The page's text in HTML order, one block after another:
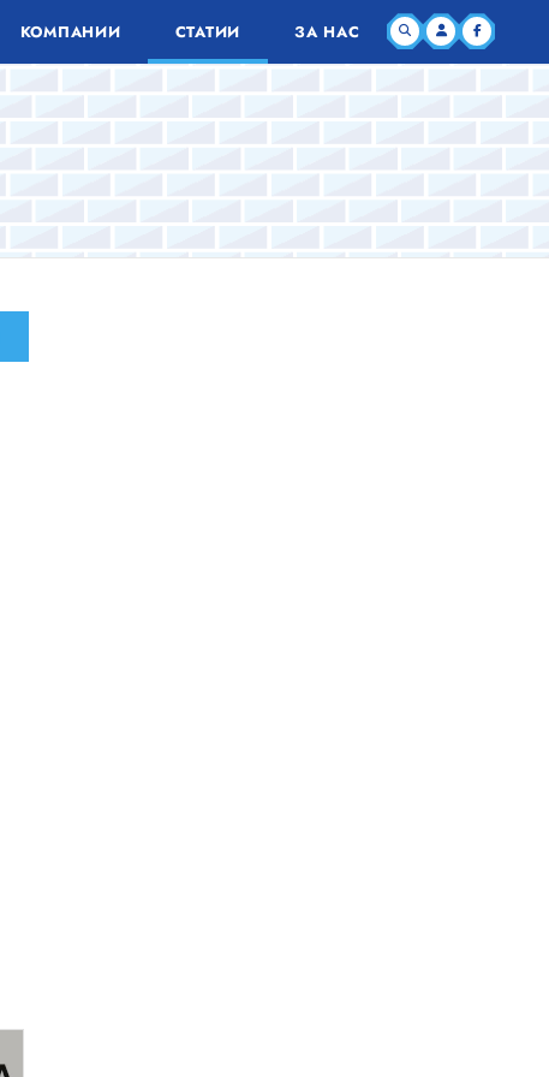
КОМПАНИИ СТАТИИ ЗА НАС